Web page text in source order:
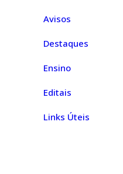
Avisos
Destaques
Ensino
Editais
Links Úteis